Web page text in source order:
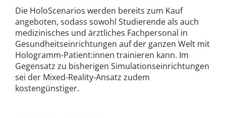
Die HoloScenarios werden bereits zum Kauf
angeboten, sodass sowohl Studierende als auch
medizinisches und ärztliches Fachpersonal in
Gesundheitseinrichtungen auf der ganzen Welt mit
Hologramm-Patient:innen trainieren kann. Im
Gegensatz zu bisherigen Simulationseinrichtungen
sei der Mixed-Reality-Ansatz zudem
kostengünstiger.